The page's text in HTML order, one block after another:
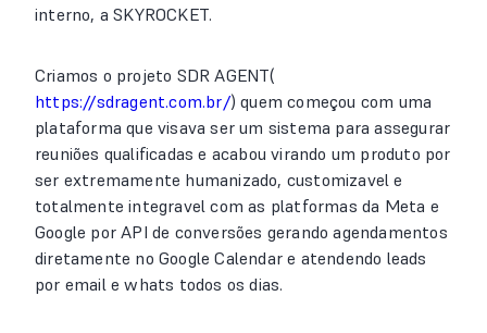
interno, a SKYROCKET.
Criamos o projeto SDR AGENT(
https://sdragent.com.br/) quem começou com uma
plataforma que visava ser um sistema para assegurar
reuniões qualificadas e acabou virando um produto por
ser extremamente humanizado, customizavel e
totalmente integravel com as platformas da Meta e
Google por API de conversões gerando agendamentos
diretamente no Google Calendar e atendendo leads
por email e whats todos os dias.